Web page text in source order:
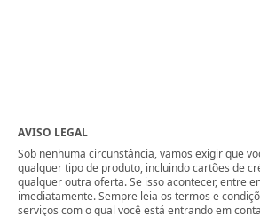
AVISO LEGAL
Sob nenhuma circunstância, vamos exigir que
qualquer tipo de produto, incluindo cartões de
qualquer outra oferta. Se isso acontecer, entre
imediatamente. Sempre leia os termos e
serviços com o qual você está entrando em